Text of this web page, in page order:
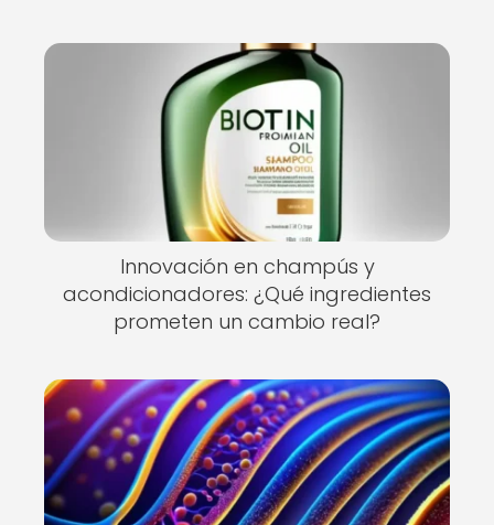
Innovación en champús y
acondicionadores: ¿Qué ingredientes
prometen un cambio real?